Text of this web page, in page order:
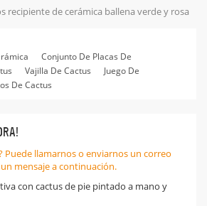
recipiente de cerámica ballena verde y rosa
Conjunto De Placas De
Vajilla De Cactus
Juego De
De Cactus
Puede llamarnos o enviarnos un correo
mensaje a continuación.
con cactus de pie pintado a mano y